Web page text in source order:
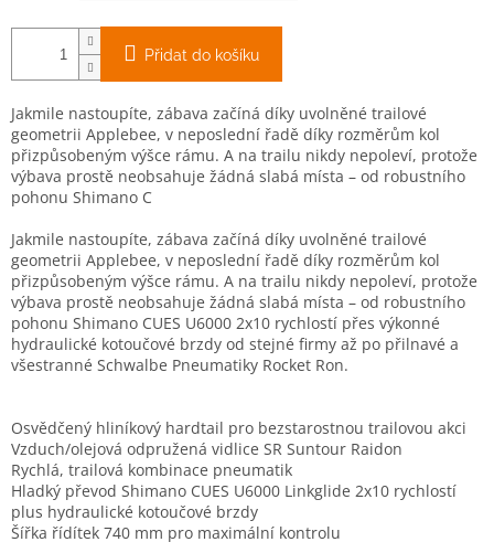
Přidat do košíku
Jakmile nastoupíte, zábava začíná díky uvolněné trailové
geometrii Applebee, v neposlední řadě díky rozměrům kol
přizpůsobeným výšce rámu. A na trailu nikdy nepoleví, protože
výbava prostě neobsahuje žádná slabá místa – od robustního
pohonu Shimano C
Jakmile nastoupíte, zábava začíná díky uvolněné trailové
geometrii Applebee, v neposlední řadě díky rozměrům kol
přizpůsobeným výšce rámu. A na trailu nikdy nepoleví, protože
výbava prostě neobsahuje žádná slabá místa – od robustního
pohonu Shimano CUES U6000 2x10 rychlostí přes výkonné
hydraulické kotoučové brzdy od stejné firmy až po přilnavé a
všestranné Schwalbe Pneumatiky Rocket Ron.
Osvědčený hliníkový hardtail pro bezstarostnou trailovou akci
Vzduch/olejová odpružená vidlice SR Suntour Raidon
Rychlá, trailová kombinace pneumatik
Hladký převod Shimano CUES U6000 Linkglide 2x10 rychlostí
plus hydraulické kotoučové brzdy
Šířka řídítek 740 mm pro maximální kontrolu